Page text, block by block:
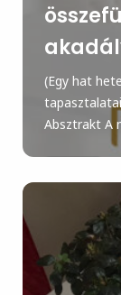
(Egy hat
Absztrakt A